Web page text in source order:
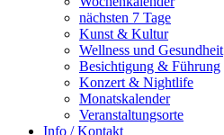
nächsten 7 Tage
Kunst & Kultur
Wellness und Gesundheit
Besichtigung & Führung
Konzert & Nightlife
Monatskalender
Veranstaltungsorte
Info / Kontakt